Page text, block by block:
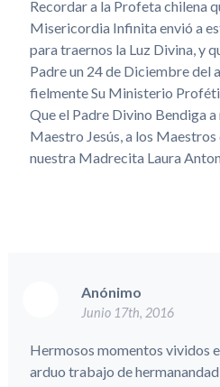
Recordar a la Profeta chilena
Misericordia Infinita envió a
para traernos la Luz Divina, y
Padre un 24 de Diciembre del
fielmente Su Ministerio
Que el Padre Divino Bendiga
Maestro Jesús, a los Maestros
nuestra Madrecita Laura
Anónimo
Junio 17th, 2016
Hermosos momentos vividos
arduo trabajo de